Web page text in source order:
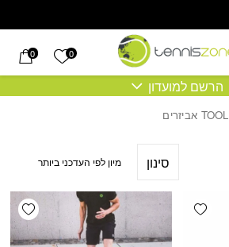
0 הרשימה
0
הרשם למועדון
סינון
Add wishlist